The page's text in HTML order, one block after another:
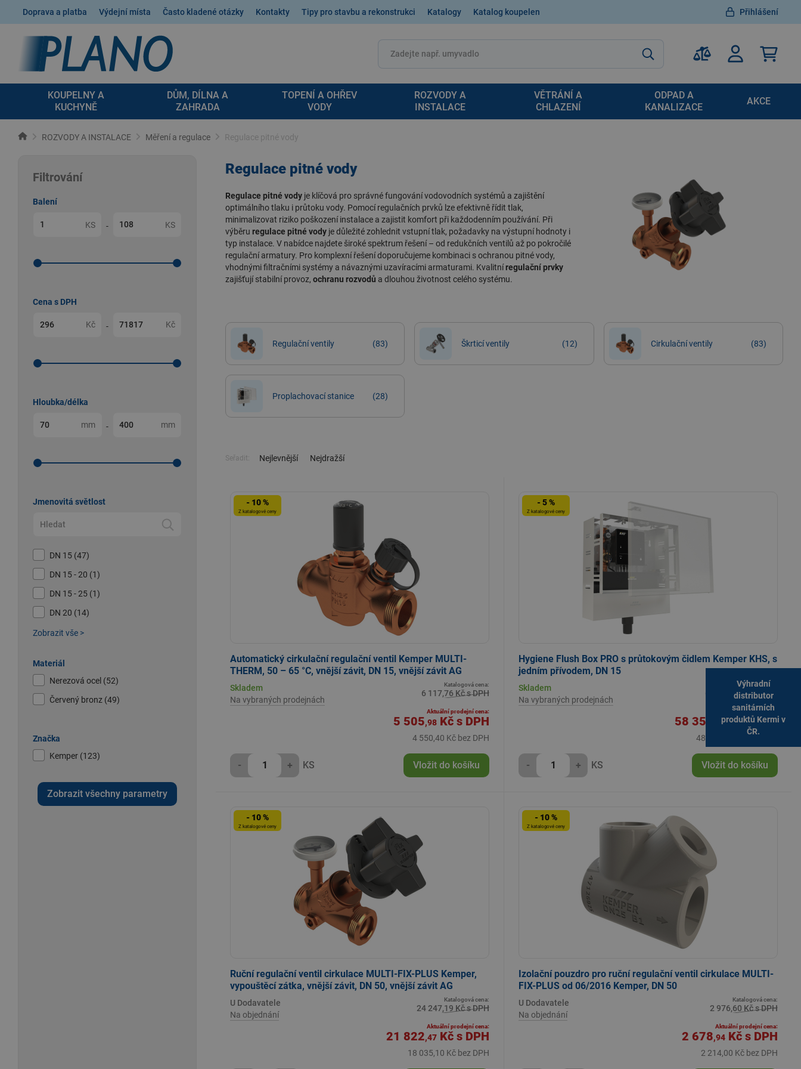
Doprava a platba Výdejní místa Často kladené otázky Kontakty Tipy pro stavbu a rekonstrukci Katalogy Katalog koupelen Přihlášení
KOUPELNY A
KUCHYNĚ
DŮM, DÍLNA A
ZAHRADA
TOPENÍ A OHŘEV
VODY
ROZVODY A
INSTALACE
VĚTRÁNÍ A
CHLAZENÍ
ODPAD A
KANALIZACE
AKCE
ROZVODY A INSTALACE Měření a regulace Regulace pitné vody
Filtrování
Balení
KS - KS
Cena s DPH
Kč - Kč
Hloubka/délka
mm - mm
Jmenovitá světlost
DN 15 (47)
DN 15 - 20 (1)
DN 15 - 25 (1)
DN 20 (14)
Zobrazit vše >
Materiál
Nerezová ocel (52)
Červený bronz (49)
Značka
Kemper (123)
Zobrazit všechny parametry
Regulace pitné vody
Regulace pitné vody je klíčová pro správné fungování vodovodních systémů a zajištění
optimálního tlaku i průtoku vody. Pomocí regulačních prvků lze efektivně řídit tlak,
minimalizovat riziko poškození instalace a zajistit komfort při každodenním používání. Při
výběru regulace pitné vody je důležité zohlednit vstupní tlak, požadavky na výstupní hodnoty i
typ instalace. V nabídce najdete široké spektrum řešení – od redukčních ventilů až po pokročilé
regulační armatury. Pro komplexní řešení doporučujeme kombinaci sochranou pitné vody,
vhodnýmifiltračními systémy a návaznými uzavíracími armaturami. Kvalitníregulační prvky
zajišťují stabilní provoz, ochranu rozvodů a dlouhou životnost celého systému.
Regulační ventily (83) Škrticí ventily (12) Cirkulační ventily (83)
Proplachovací stanice (28)
Seřadit: Nejlevnější Nejdražší
- 10 %
Z katalogové ceny
Automatický cirkulační regulační ventil Kemper MULTI-
THERM, 50 – 65 °C, vnější závit, DN 15, vnější závit AG
Skladem
Na vybraných prodejnách
Katalogová cena:
6 117,76 Kč s DPH
Aktuální prodejní cena:
5 505,98 Kč s DPH
4 550,40 Kč bez DPH
- + KS Vložit do košíku
- 5 %
Z katalogové ceny
Hygiene Flush Box PRO s průtokovým čidlem Kemper KHS, s
jedním přívodem, DN 15
Skladem
Na vybraných prodejnách
Katalogová cena:
61 422,02 Kč s DPH
Aktuální prodejní cena:
58 350 ,92Kčs DPH
48 223,90 Kč bez DPH
- + KS Vložit do košíku
- 10 %
Z katalogové ceny
Ruční regulační ventil cirkulace MULTI-FIX-PLUS Kemper,
vypouštěcí zátka, vnější závit, DN 50, vnější závit AG
U Dodavatele
Na objednání
Katalogová cena:
24 247,19 Kč s DPH
Aktuální prodejní cena:
21 822,47 Kč s DPH
18 035,10 Kč bez DPH
- 10 %
Z katalogové ceny
Izolační pouzdro pro ruční regulační ventil cirkulace MULTI-
FIX-PLUS od 06/2016 Kemper, DN 50
U Dodavatele
Na objednání
Katalogová cena:
2 976,60 Kč s DPH
Aktuální prodejní cena:
2 678,94 Kč s DPH
2 214,00 Kč bez DPH
Výhradní
distributor
sanitárních
produktů Kermi v
ČR.